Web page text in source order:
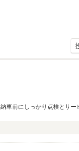
前にしっかり点検とサ